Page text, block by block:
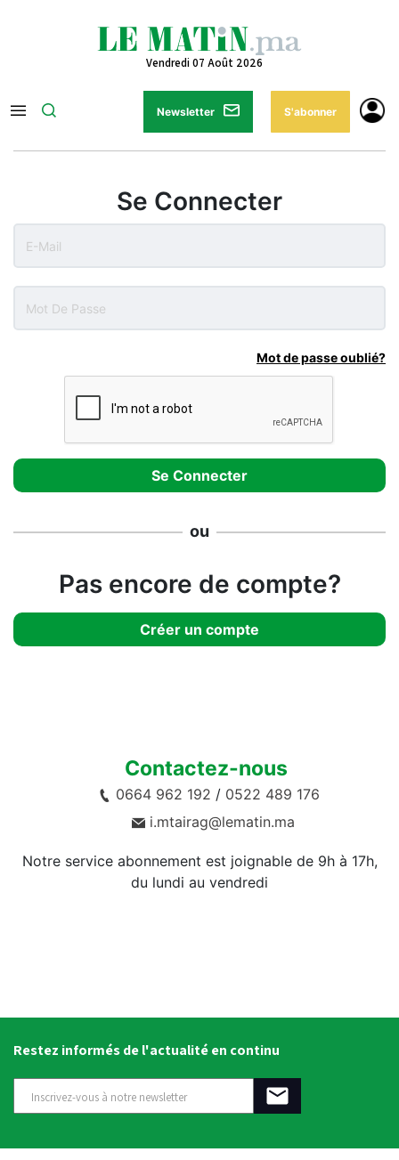
Vendredi 07 Août 2026
Newsletter S'abonner
Se Connecter
Mot de passe oublié?
ou
Pas encore de compte?
Créer un compte
Contactez-nous
0664 962 192 / 0522 489 176
i.mtairag@lematin.ma
Notre service abonnement est joignable de 9h à 17h,
du lundi au vendredi
Restez informés de l'actualité en continu